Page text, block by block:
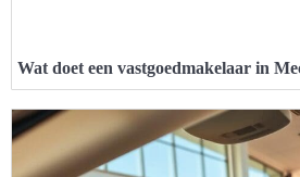
Wat doet een vastgoedmakelaar in